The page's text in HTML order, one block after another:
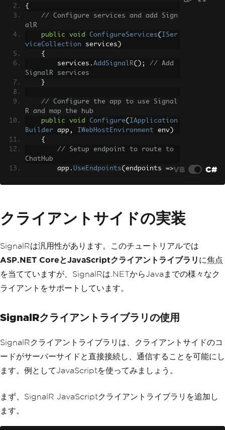
{
// Configure services and add Sign
alR
public
void ConfigureServices( ISer
viceCollection services )
{
        services
. AddSignalR();
// Add
SignalR services
}
// Configure the app to use Signal
R and map the hub
public
void Configure( IApplication
Builder app , IWebHostEnvironment env )
{
// Setup endpoint to route to
ChatHub
        app
. UseEndpoints( endpoints =>
}
VB C#
クライアントサイドの実装
SignalRは汎用性があります。このチュートリアルでは
ASP.NET CoreとJavaScriptクライアントライブラリ に焦点
を当てていますが、SignalRは.NETからJavaまでの様々なク
ライアントをサポートしています。
SignalRクライアントライブラリの使用
SignalRクライアントライブラリは、クライアントサイドのコ
ードがサーバーサイドと直接接続し、通信することを可能にし
ます。例としてJavaScriptを使ってみましょう。
まず、SignalR JavaScriptクライアントライブラリを追加し
ます。